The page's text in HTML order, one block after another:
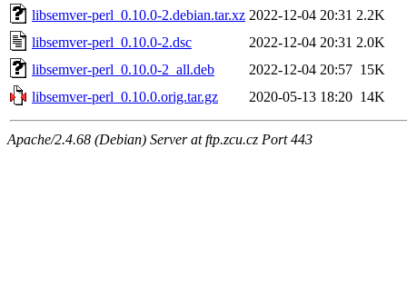
libsemver-perl_0.10.0-2.debian.tar.xz 2022-12-04 20:31 2.2K
libsemver-perl_0.10.0-2.dsc
2022-12-04 20:31 2.0K
libsemver-perl_0.10.0-2_all.deb
2022-12-04 20:57 15K
libsemver-perl_0.10.0.orig.tar.gz
2020-05-13 18:20 14K
Apache/2.4.68 (Debian) Server at ftp.zcu.cz Port 443